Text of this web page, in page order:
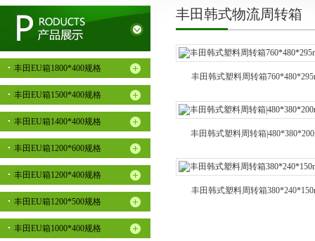
丰田EU箱1800*400规格
丰田EU箱1500*400规格
丰田EU箱1400*400规格
丰田EU箱1200*600规格
丰田EU箱1200*400规格
丰田EU箱1200*500规格
丰田EU箱1000*400规格
丰田韩式物流周转箱
丰田韩式塑料周转箱
丰田韩式塑料周转箱
丰田韩式塑料周转箱